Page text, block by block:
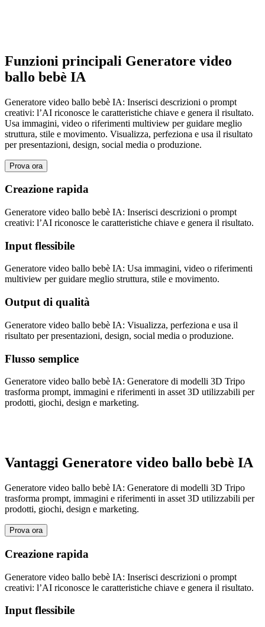
Funzioni principali Generatore video
ballo bebè IA
Generatore video ballo bebè IA: Inserisci descrizioni o prompt
creativi: l’AI riconosce le caratteristiche chiave e genera il risultato.
Usa immagini, video o riferimenti multiview per guidare meglio
struttura, stile e movimento. Visualizza, perfeziona e usa il risultato
per presentazioni, design, social media o produzione.
Prova ora
Creazione rapida
Generatore video ballo bebè IA: Inserisci descrizioni o prompt
creativi: l’AI riconosce le caratteristiche chiave e genera il risultato.
Input flessibile
Generatore video ballo bebè IA: Usa immagini, video o riferimenti
multiview per guidare meglio struttura, stile e movimento.
Output di qualità
Generatore video ballo bebè IA: Visualizza, perfeziona e usa il
risultato per presentazioni, design, social media o produzione.
Flusso semplice
Generatore video ballo bebè IA: Generatore di modelli 3D Tripo
trasforma prompt, immagini e riferimenti in asset 3D utilizzabili per
prodotti, giochi, design e marketing.
Vantaggi Generatore video ballo bebè IA
Generatore video ballo bebè IA: Generatore di modelli 3D Tripo
trasforma prompt, immagini e riferimenti in asset 3D utilizzabili per
prodotti, giochi, design e marketing.
Prova ora
Creazione rapida
Generatore video ballo bebè IA: Inserisci descrizioni o prompt
creativi: l’AI riconosce le caratteristiche chiave e genera il risultato.
Input flessibile